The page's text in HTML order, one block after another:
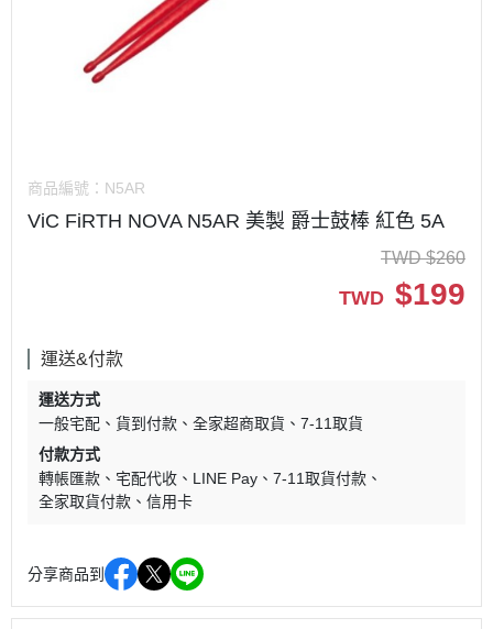
商品編號： N5AR
ViC FiRTH NOVA N5AR 美製 爵士鼓棒 紅色 5A
TWD $260
TWD $199
運送&付款
運送方式
一般宅配
貨到付款 全家超商取貨
7-11取貨
付款方式
轉帳匯款
宅配代收 LINE Pay
7-11取貨付款
全家取貨付款
信用卡
分享商品到